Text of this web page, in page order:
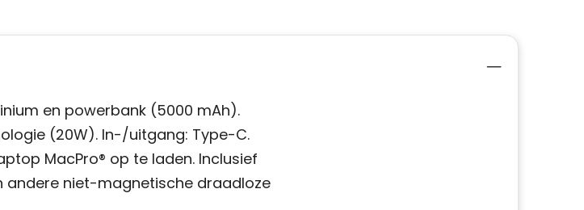
en powerbank (5000 mAh).
(20W). In-/uitgang: Type-C.
MacPro® op te laden. Inclusief
andere niet-magnetische draadloze